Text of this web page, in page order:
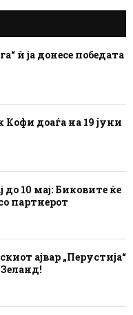
ѝ ја донесе победата
доаѓа на 19 јуни
до 10 мај: Биковите ќе
партнерот
ајвар „Перустија“